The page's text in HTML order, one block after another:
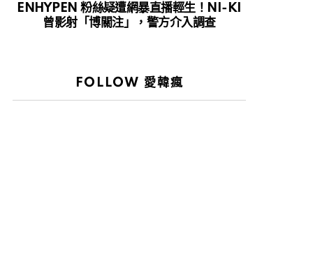
ENHYPEN 粉絲疑遭網暴直播輕生！NI-KI
曾影射「博關注」，警方介入調查
FOLLOW 愛韓瘋